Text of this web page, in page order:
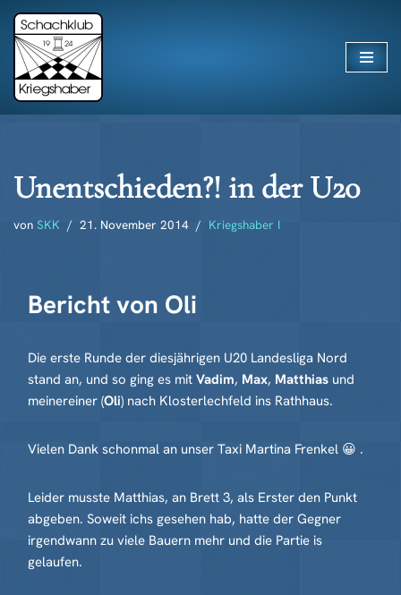
Zum
Inhalt
springen
Unentschieden?! in der U20
von SKK 21. November 2014 Kriegshaber I
Bericht von Oli
Die erste Runde der diesjährigen U20 Landesliga Nord
stand an, und so ging es mit Vadim, Max, Matthias und
meinereiner (Oli) nach Klosterlechfeld ins Rathhaus.
Vielen Dank schonmal an unser Taxi Martina Frenkel 😀 .
Leider musste Matthias, an Brett 3, als Erster den Punkt
abgeben. Soweit ichs gesehen hab, hatte der Gegner
irgendwann zu viele Bauern mehr und die Partie is
gelaufen.